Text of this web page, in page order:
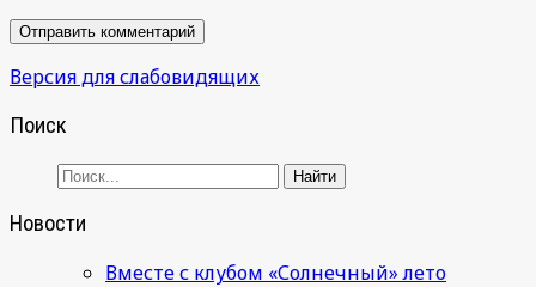
Версия для слабовидящих
Поиск
Новости
Вместе с клубом «Солнечный» лето